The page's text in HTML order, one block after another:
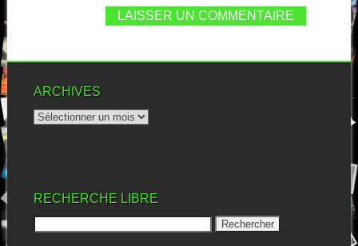
ARCHIVES
RECHERCHE LIBRE